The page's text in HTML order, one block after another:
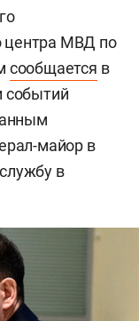
центра МВД по
сообщается в
событий
майор в
в